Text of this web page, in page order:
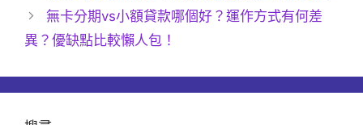
無卡分期vs小額貸款哪個好？運作方式有何差
異？優缺點比較懶人包！